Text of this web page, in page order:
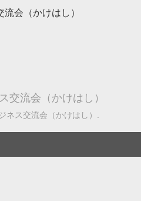
会（かけはし）
交流会（かけはし）
ス交流会（かけはし）.